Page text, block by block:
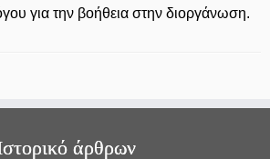
για την βοήθεια στην διοργάνωση.
άρθρων